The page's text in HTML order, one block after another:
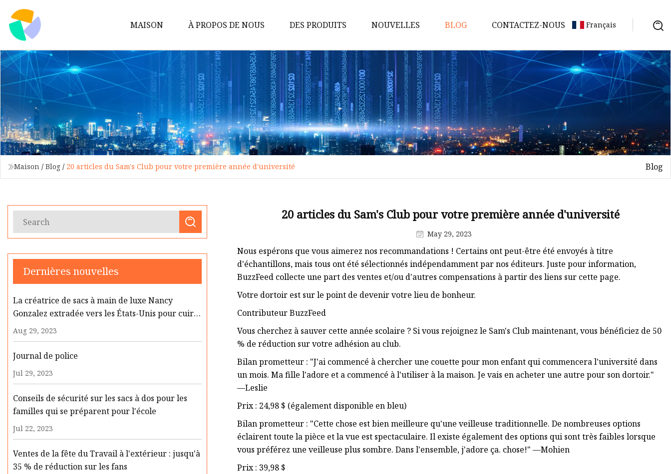
MAISON À PROPOS DE NOUS DES PRODUITS
Tapis de camping
Trousse de maquillage
Sac à main
Sac de gym
Sacs pour animaux de compagnie
Sac de taille
Sac à linge
Sac d'épaule
NOUVELLES BLOG CONTACTEZ-NOUS Français
Maison / Blog / 20 articles du Sam's Club pour votre première année d'université Blog
Dernières nouvelles
La créatrice de sacs à main de luxe Nancy
Gonzalez extradée vers les États-Unis pour cuirs
d'animaux illégaux
Aug 29, 2023
Journal de police
Jul 29, 2023
Conseils de sécurité sur les sacs à dos pour les
familles qui se préparent pour l'école
Jul 22, 2023
Ventes de la fête du Travail à l'extérieur : jusqu'à
35 % de réduction sur les fans
20 articles du Sam's Club pour votre première année d'université
May 29, 2023
Nous espérons que vous aimerez nos recommandations ! Certains ont peut-être été envoyés à titre
d'échantillons, mais tous ont été sélectionnés indépendamment par nos éditeurs. Juste pour information,
BuzzFeed collecte une part des ventes et/ou d'autres compensations à partir des liens sur cette page.
Votre dortoir est sur le point de devenir votre lieu de bonheur.
Contributeur BuzzFeed
Vous cherchez à sauver cette année scolaire ? Si vous rejoignez le Sam's Club maintenant, vous bénéficiez de 50
% de réduction sur votre adhésion au club.
Bilan prometteur : "J'ai commencé à chercher une couette pour mon enfant qui commencera l'université dans
un mois. Ma fille l'adore et a commencé à l'utiliser à la maison. Je vais en acheter une autre pour son dortoir."
—Leslie
Prix ​​: 24,98 $ (également disponible en bleu)
Bilan prometteur : "Cette chose est bien meilleure qu'une veilleuse traditionnelle. De nombreuses options
éclairent toute la pièce et la vue est spectaculaire. Il existe également des options qui sont très faibles lorsque
vous préférez une veilleuse plus sombre. Dans l'ensemble, j'adore ça. chose!" —Mohien
Prix ​​: 39,98 $